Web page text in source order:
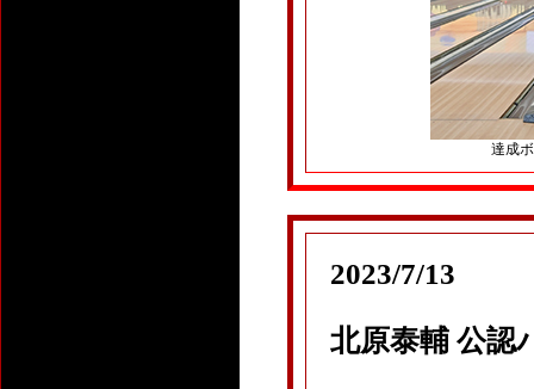
達成
2023/7/13
北原泰輔 公認